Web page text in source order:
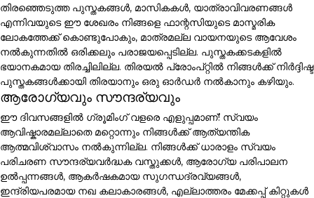
തിരഞ്ഞെടുത്ത പുസ്തകങ്ങൾ, മാസികകൾ, യാത്രാവിവരണങ്ങൾ
എന്നിവയുടെ ഈ ശേഖരം നിങ്ങളെ ഫാന്റസിയുടെ മാസ്മരിക
ലോകത്തേക്ക് കൊണ്ടുപോകും, മാത്രമല്ല വായനയുടെ ആവേശം
നൽകുന്നതിൽ ഒരിക്കലും പരാജയപ്പെടില്ല. പുസ്തകക്കടകളിൽ
ഭയാനകമായ തിരച്ചിലില്ല. തിരയൽ പ്രോംപ്റ്റിൽ നിങ്ങൾക്ക് നിർദ്ദിഷ്ട
പുസ്തകങ്ങൾക്കായി തിരയാനും ഒരു ഓർഡർ നൽകാനും കഴിയും.
ആരോഗ്യവും സൗന്ദര്യവും
ഈ ദിവസങ്ങളിൽ ഗ്രൂമിംഗ് വളരെ എളുപ്പമാണ്! സ്വയം
ആവിഷ്കാരമല്ലാതെ മറ്റൊന്നും നിങ്ങൾക്ക് ആത്യന്തിക
ആത്മവിശ്വാസം നൽകുന്നില്ല. നിങ്ങൾക്ക് ധാരാളം സ്വയം
പരിചരണ സൗന്ദര്യവർദ്ധക വസ്തുക്കൾ, ആരോഗ്യ പരിപാലന
ഉൽപ്പന്നങ്ങൾ, ആകർഷകമായ സുഗന്ധദ്രവ്യങ്ങൾ,
ഇന്ദ്രിയപരമായ നഖ കലാകാരങ്ങൾ, എല്ലാത്തരം മേക്കപ്പ് കിറ്റുകൾ